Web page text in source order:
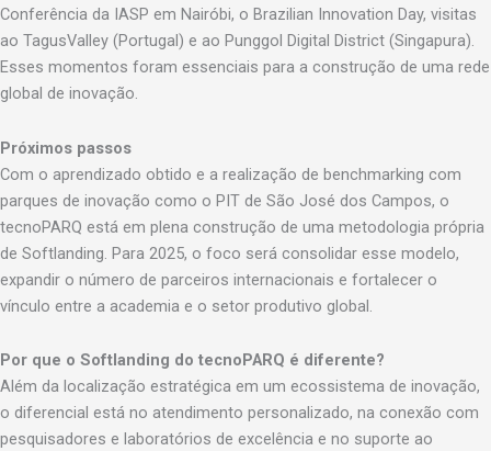
Conferência da IASP em Nairóbi, o Brazilian Innovation Day, visitas
ao TagusValley (Portugal) e ao Punggol Digital District (Singapura).
Esses momentos foram essenciais para a construção de uma rede
global de inovação.
Próximos passos
Com o aprendizado obtido e a realização de benchmarking com
parques de inovação como o PIT de São José dos Campos, o
tecnoPARQ está em plena construção de uma metodologia própria
de Softlanding. Para 2025, o foco será consolidar esse modelo,
expandir o número de parceiros internacionais e fortalecer o
vínculo entre a academia e o setor produtivo global.
Por que o Softlanding do tecnoPARQ é diferente?
Além da localização estratégica em um ecossistema de inovação,
o diferencial está no atendimento personalizado, na conexão com
pesquisadores e laboratórios de excelência e no suporte ao